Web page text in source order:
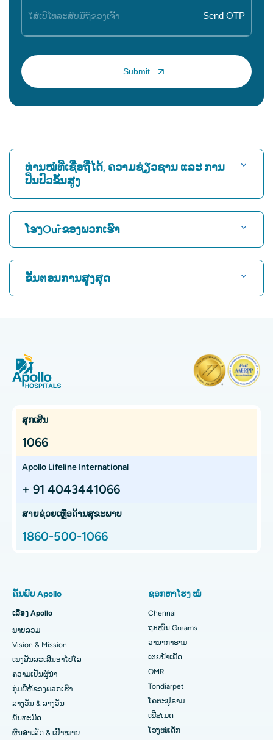
ທ່ານໝໍທີ່ເຊື່ອຖືໄດ້, ຄວາມຊ່ຽວຊານ ແລະ ການ
ປິ່ນປົວຂັ້ນສູງ
ຊອກຫາໂຮງ ໝໍ
ຊອກຫາແພດຫົວໃຈ
ຊອກຫາແພດຊ່ຽວຊານດ້ານກະດູກ
ຊອກຫາແພດຊ່ຽວຊານດ້ານກະເພາະອາຫານ
ຊອກຫາແພດຜ່າຕັດປ່ຽນຖ່າຍອະໄວຍະວະ
ຊອກຫາຜູ້ຊ່ຽວຊານດ້ານຫູ ດັງ ດັງ ແລະ ດັງ
ຊອກຫາໝໍແຂ້ວ
ຊອກຫາແພດເດັກ
ຊອກຫາແພດຜິວໜັງ
ໂຮງOurໍຂອງພວກເຮົາ
ໂຮງໝໍທີ່ດີທີ່ສຸດໃນ Greams Road, Chennai
ໂຮງໝໍທີ່ດີທີ່ສຸດໃນ Teynampet, Chennai
ໂຮງໝໍທີ່ດີທີ່ສຸດໃນ OMR, Chennai
ໂຮງໝໍມະເຮັງທີ່ດີທີ່ສຸດໃນ Bhat, Gandhinagar, Ahmedabad
ໂຮງໝໍມະເຮັງທີ່ດີທີ່ສຸດໃນເມືອງອີເລັກໂທຣນິກ, ບັງກາລໍ
ໂຮງໝໍມະເຮັງທີ່ດີທີ່ສຸດໃນ HSR Layout, Bangalore
ສູນມະເຮັງໂປຣຕອນທີ່ດີທີ່ສຸດໃນ Chennai
ໂຮງໝໍເດັກທີ່ດີທີ່ສຸດໃນ Thousand Lights, Chennai
ສູນຫົວໃຈທີ່ດີທີ່ສຸດໃນ Thousand Lights, Chennai
ໂຮງໝໍທີ່ດີທີ່ສຸດໃນ Jubilee Hills, Hyderabad
ໂຮງໝໍທີ່ດີທີ່ສຸດໃນ Tondiarpet, Chennai
ໂຮງໝໍທີ່ດີທີ່ສຸດໃນ Kotturpuram, Chennai
ໂຮງຫມໍທີ່ດີທີ່ສຸດໃນຖະຫນົນ Kovai, Karur
ຂັ້ນຕອນການສູງສຸດ
Laparoscopic Cholecystectomy
ການຕັດມົດລູກ
Kidney Transplant
Extracorporeal Shockwave Lithotripsy
ການປັ້ນປອດ
ສະໂພກ Arthroscopy
Total Hip Replacement
Sleeve Gastrectomy
ການຜ່າຕັດ Lasik
ໂຣກຜີວ ໜັງ
liposuction
Coronary Angiogram
ສຸກເສີນ
1066
Apollo Lifeline International
+ 91 4043441066
ສາຍຊ່ວຍເຫຼືອດ້ານສຸຂະພາບ
1860-500-1066
ຄົ້ນພົບ Apollo
ເລື່ອງ Apollo
ພາບລວມ
Vision & Mission
ເພງສັນລະເສີນອາໂປໂລ
ຄວາມເປັນຜູ້ນໍາ
ກຸ່ມຍີ່ຫໍ້ຂອງພວກເຮົາ
ລາງວັນ & ລາງວັນ
ພັນທະມິດ
ຜົນສຳເລັດ & ເປົ້າໝາຍ
ຊອກຫາໂຮງ ໝໍ
Chennai
ຖະໜົນ Greams
ວານາກາຣາມ
ເຕຍນໍ້າເພັດ
OMR
Tondiarpet
ໂຄຕະປູຣາມ
ເຟີສເມດ
ໂຮງໝໍເດັກ